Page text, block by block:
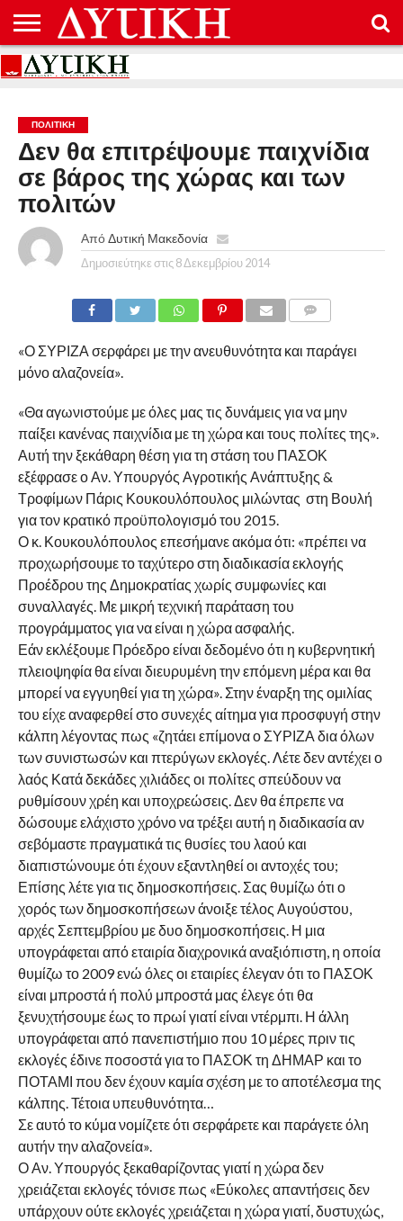
ΑΡΧΙΚΉ
ΕΠΙΚΟΙΝΩΝΊΑ
ΌΡΟΙ
ΠΡΟΣΤΑΣΊΑ
ΠΟΛΙΤΙΚΉ
Δεν θα επιτρέψουμε παιχνίδια
σε βάρος της χώρας και των
πολιτών
Από Δυτική Μακεδονία
Δημοσιεύτηκε στις 8 Δεκεμβρίου 2014
«Ο ΣΥΡΙΖΑ σερφάρει με την ανευθυνότητα και παράγει
μόνο αλαζονεία».
«Θα αγωνιστούμε με όλες μας τις δυνάμεις για να μην
παίξει κανένας παιχνίδια με τη χώρα και τους πολίτες της».
Αυτή την ξεκάθαρη θέση για τη στάση του ΠΑΣΟΚ
εξέφρασε ο Αν. Υπουργός Αγροτικής Ανάπτυξης &
Τροφίμων Πάρις Κουκουλόπουλος μιλώντας στη Βουλή
για τον κρατικό προϋπολογισμό του 2015.
Ο κ. Κουκουλόπουλος επεσήμανε ακόμα ότι: «πρέπει να
προχωρήσουμε το ταχύτερο στη διαδικασία εκλογής
Προέδρου της Δημοκρατίας χωρίς συμφωνίες και
συναλλαγές. Με μικρή τεχνική παράταση του
προγράμματος για να είναι η χώρα ασφαλής.
Εάν εκλέξουμε Πρόεδρο είναι δεδομένο ότι η κυβερνητική
πλειοψηφία θα είναι διευρυμένη την επόμενη μέρα και θα
μπορεί να εγγυηθεί για τη χώρα». Στην έναρξη της ομιλίας
του είχε αναφερθεί στο συνεχές αίτημα για προσφυγή στην
κάλπη λέγοντας πως «ζητάει επίμονα ο ΣΥΡΙΖΑ δια όλων
των συνιστωσών και πτερύγων εκλογές. Λέτε δεν αντέχει ο
λαός Κατά δεκάδες χιλιάδες οι πολίτες σπεύδουν να
ρυθμίσουν χρέη και υποχρεώσεις. Δεν θα έπρεπε να
δώσουμε ελάχιστο χρόνο να τρέξει αυτή η διαδικασία αν
σεβόμαστε πραγματικά τις θυσίες του λαού και
διαπιστώνουμε ότι έχουν εξαντληθεί οι αντοχές του;
Επίσης λέτε για τις δημοσκοπήσεις. Σας θυμίζω ότι ο
χορός των δημοσκοπήσεων άνοιξε τέλος Αυγούστου,
αρχές Σεπτεμβρίου με δυο δημοσκοπήσεις. Η μια
υπογράφεται από εταιρία διαχρονικά αναξιόπιστη, η οποία
θυμίζω το 2009 ενώ όλες οι εταιρίες έλεγαν ότι το ΠΑΣΟΚ
είναι μπροστά ή πολύ μπροστά μας έλεγε ότι θα
ξενυχτήσουμε έως το πρωί γιατί είναι ντέρμπι. Η άλλη
υπογράφεται από πανεπιστήμιο που 10 μέρες πριν τις
εκλογές έδινε ποσοστά για το ΠΑΣΟΚ τη ΔΗΜΑΡ και το
ΠΟΤΑΜΙ που δεν έχουν καμία σχέση με το αποτέλεσμα της
κάλπης. Τέτοια υπευθυνότητα…
Σε αυτό το κύμα νομίζετε ότι σερφάρετε και παράγετε όλη
αυτήν την αλαζονεία».
Ο Αν. Υπουργός ξεκαθαρίζοντας γιατί η χώρα δεν
χρειάζεται εκλογές τόνισε πως «Εύκολες απαντήσεις δεν
υπάρχουν ούτε εκλογές χρειάζεται η χώρα γιατί, δυστυχώς,